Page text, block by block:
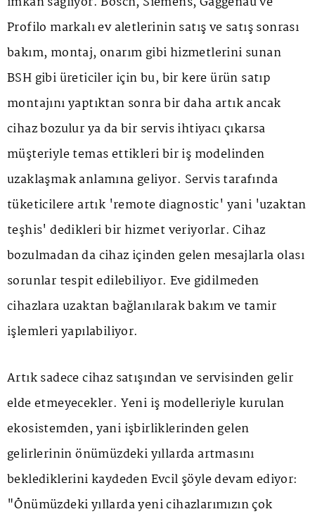
Profilo markalı ev aletlerinin satış ve satış sonrası
bakım, montaj, onarım gibi hizmetlerini sunan
BSH gibi üreticiler için bu, bir kere ürün satıp
montajını yaptıktan sonra bir daha artık ancak
cihaz bozulur ya da bir servis ihtiyacı çıkarsa
müşteriyle temas ettikleri bir iş modelinden
uzaklaşmak anlamına geliyor. Servis tarafında
tüketicilere artık 'remote diagnostic' yani 'uzaktan
teşhis' dedikleri bir hizmet veriyorlar. Cihaz
bozulmadan da cihaz içinden gelen mesajlarla olası
sorunlar tespit edilebiliyor. Eve gidilmeden
cihazlara uzaktan bağlanılarak bakım ve tamir
işlemleri yapılabiliyor.
Artık sadece cihaz satışından ve servisinden gelir
elde etmeyecekler. Yeni iş modelleriyle kurulan
ekosistemden, yani işbirliklerinden gelen
gelirlerinin önümüzdeki yıllarda artmasını
beklediklerini kaydeden Evcil şöyle devam ediyor:
"Önümüzdeki yıllarda yeni cihazlarımızın çok